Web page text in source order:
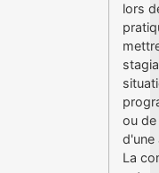
lors
ou de
d'une
La